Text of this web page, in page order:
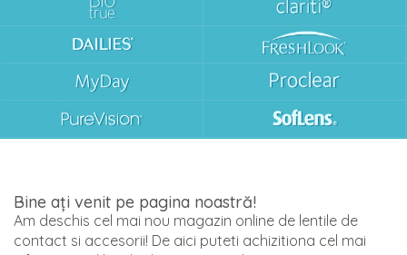
Bine ați venit pe pagina noastră!
Am deschis cel mai nou magazin online de lentile de
contact si accesorii! De aici puteti achizitiona cel mai